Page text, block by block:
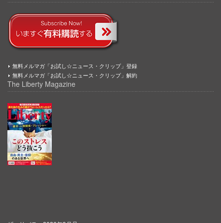
無料メルマガ「お試し☆ニュース・クリップ」登録
無料メルマガ「お試し☆ニュース・クリップ」解約
The Liberty Magazine